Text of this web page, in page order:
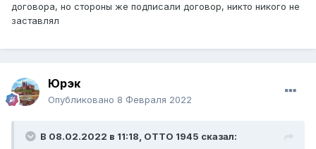
договора, но стороны же подписали договор, никто никого не
заставлял
Юрэк
Опубликовано 8 Февраля 2022
В 08.02.2022 в 11:18, ОТТО 1945 сказал: